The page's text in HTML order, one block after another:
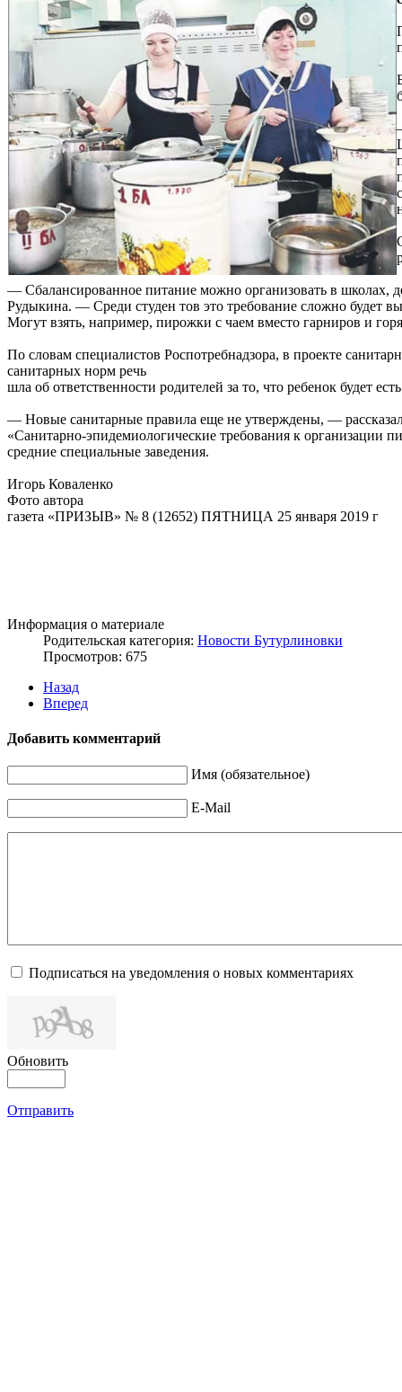
— Сбалансированное питание можно организовать в школах,
Рудыкина. — Среди студен тов это требование сложно будет
Могут взять, например, пирожки с чаем вместо гарниров и
По словам специалистов Роспотребнадзора, в проекте
санитарных норм речь
шла об ответственности родителей за то, что ребенок будет
— Новые санитарные правила еще не утверждены, —
«Санитарно-эпидемиологические требования к организации
средние специальные заведения.
Игорь Коваленко
Фото автора
газета «ПРИЗЫВ» № 8 (12652) ПЯТНИЦА 25 января 2019 г
Информация о материале
Родительская категория: Новости Бутурлиновки
Просмотров: 675
Назад
Вперед
Добавить комментарий
Имя (обязательное)
E-Mail
Подписаться на уведомления о новых комментариях
Обновить
Отправить